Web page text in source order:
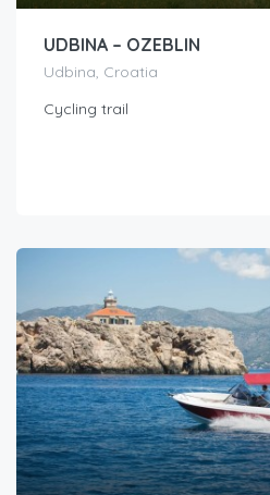
UDBINA – OZEBLIN
Udbina, Croatia
Cycling trail